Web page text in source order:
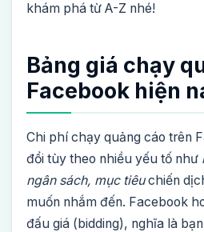
khám phá từ A-Z nhé!
Bảng giá chạy
Facebook hiện
Chi phí chạy quảng cáo trên
đổi tùy theo nhiều yếu tố như
ngân sách, mục tiêuchiến
muốn nhắm đến. Facebook
đấu giá (bidding), nghĩa là